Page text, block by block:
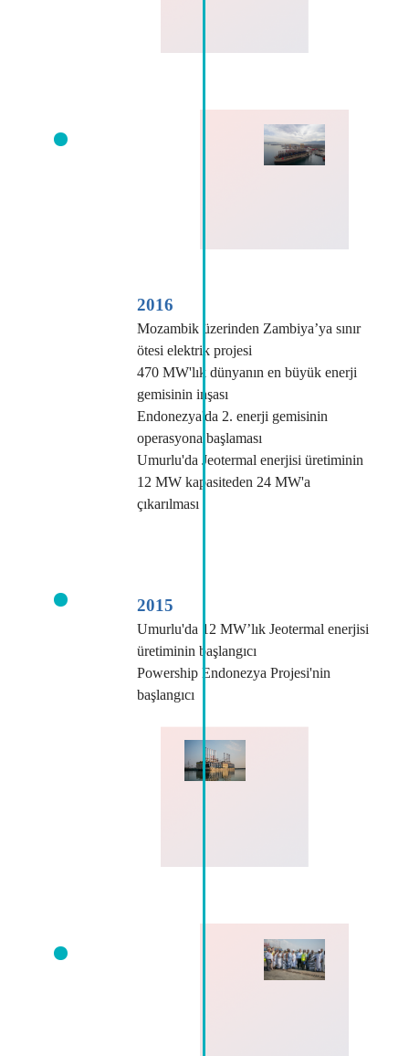
2016
Mozambik üzerinden Zambiya’ya sınır
ötesi elektrik projesi
470 MW'lık dünyanın en büyük enerji
gemisinin inşası
Endonezya'da 2. enerji gemisinin
operasyona başlaması
Umurlu'da Jeotermal enerjisi üretiminin
12 MW kapasiteden 24 MW'a
çıkarılması
2015
Umurlu'da 12 MW’lık Jeotermal enerjisi
üretiminin başlangıcı
Powership Endonezya Projesi'nin
başlangıcı